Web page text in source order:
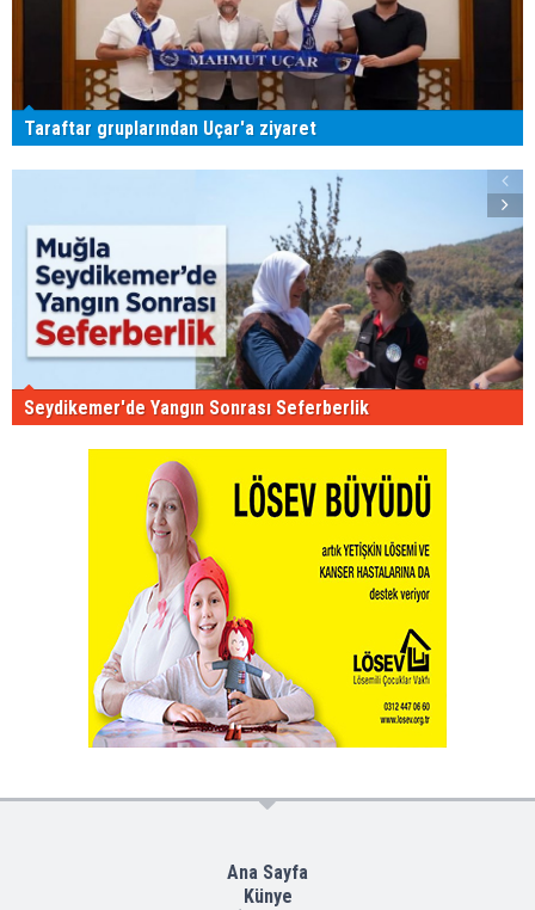
Taraftar gruplarından Uçar'a ziyaret
Seydikemer'de Yangın Sonrası Seferberlik
Ana Sayfa
Künye